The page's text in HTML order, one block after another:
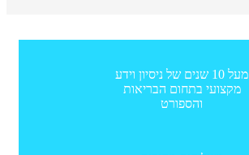
מעל 10 שנים של ניסיון וידע
מקצועי בתחום הבריאות
והספורט